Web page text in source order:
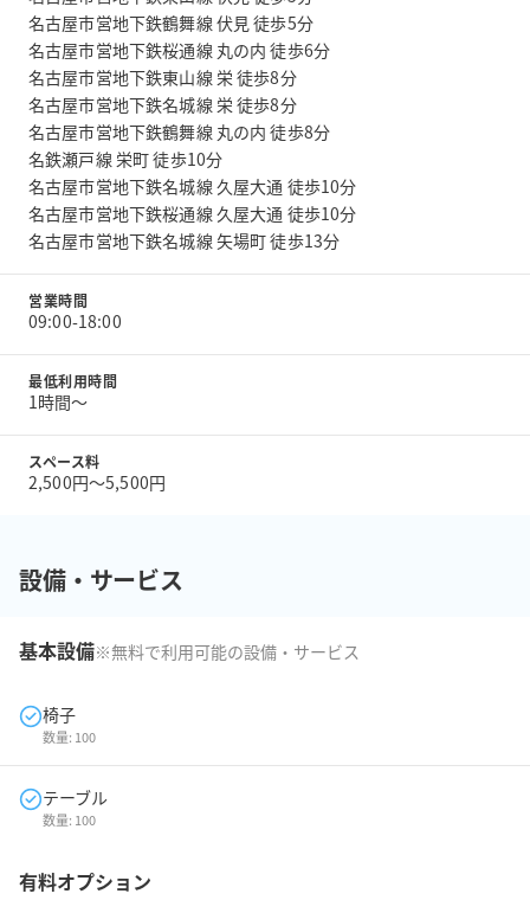
名古屋市営地下鉄鶴舞線 伏見 徒歩5分
名古屋市営地下鉄桜通線 丸の内 徒歩6分
名古屋市営地下鉄東山線 栄 徒歩8分
名古屋市営地下鉄名城線 栄 徒歩8分
名古屋市営地下鉄鶴舞線 丸の内 徒歩8分
名鉄瀬戸線 栄町 徒歩10分
名古屋市営地下鉄名城線 久屋大通 徒歩10分
名古屋市営地下鉄桜通線 久屋大通 徒歩10分
名古屋市営地下鉄名城線 矢場町 徒歩13分
営業時間
09:00-18:00
最低利用時間
1時間〜
スペース料
2,500円〜5,500円
設備・サービス
基本設備※無料で利用可能の設備・サービス
椅子
数量: 100
テーブル
数量: 100
有料オプション